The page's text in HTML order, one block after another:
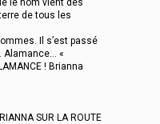
le nom vient des
de tous les
Il s’est passé
Alamance... «
! Brianna
SUR LA ROUTE